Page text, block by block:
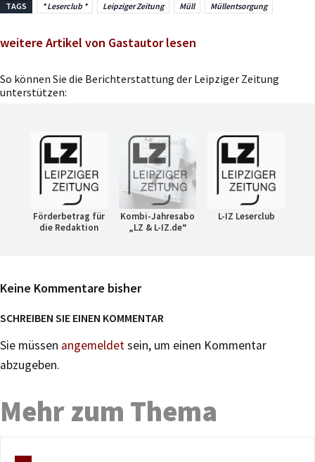
TAGS * Leserclub * Leipziger Zeitung Müll Müllentsorgung
weitere Artikel von Gastautor lesen
So können Sie die Berichterstattung der Leipziger Zeitung
unterstützen:
Förderbetrag für
die Redaktion
Kombi-Jahresabo
„LZ & L-IZ.de“
L-IZ Leserclub
Keine Kommentare bisher
SCHREIBEN SIE EINEN KOMMENTAR
Sie müssen angemeldetsein, um einen Kommentar
abzugeben.
Mehr zum Thema